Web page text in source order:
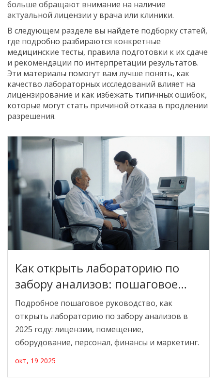
больше обращают внимание на наличие
актуальной лицензии у врача или клиники.
В следующем разделе вы найдете подборку статей,
где подробно разбираются конкретные
медицинские тесты, правила подготовки к их сдаче
и рекомендации по интерпретации результатов.
Эти материалы помогут вам лучше понять, как
качество лабораторных исследований влияет на
лицензирование и как избежать типичных ошибок,
которые могут стать причиной отказа в продлении
разрешения.
Как открыть лабораторию по
забору анализов: пошаговое
руководство
Подробное пошаговое руководство, как
открыть лабораторию по забору анализов в
2025 году: лицензии, помещение,
оборудование, персонал, финансы и маркетинг.
окт, 19 2025